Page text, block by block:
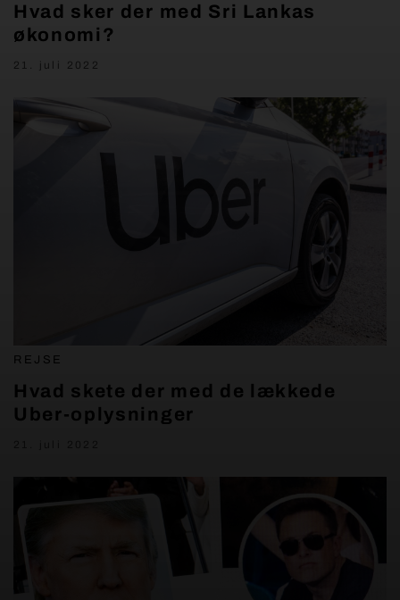
Hvad sker der med Sri Lankas
økonomi?
21. juli 2022
REJSE
Hvad skete der med de lækkede
Uber-oplysninger